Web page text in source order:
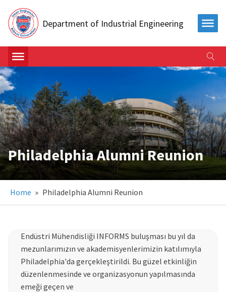
Department of Industrial Engineering
Philadelphia Alumni Reunion
Home » Philadelphia Alumni Reunion
Endüstri Mühendisliği INFORMS buluşması bu yıl da
mezunlarımızın ve akademisyenlerimizin katılımıyla
Philadelphia'da gerçekleştirildi. Bu güzel etkinliğin
düzenlenmesinde ve organizasyonun yapılmasında
emeği geçen ve